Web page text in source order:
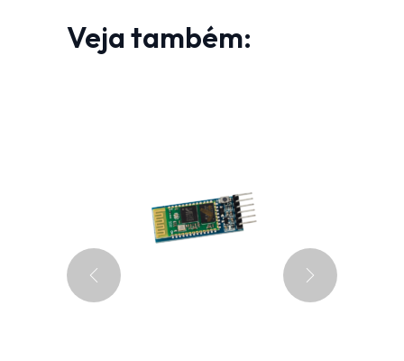
Veja também: